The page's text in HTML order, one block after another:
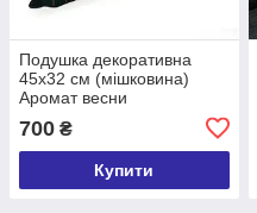
Подушка декоративна
45х32 см (мішковина)
Аромат весни
700 ₴
Купити